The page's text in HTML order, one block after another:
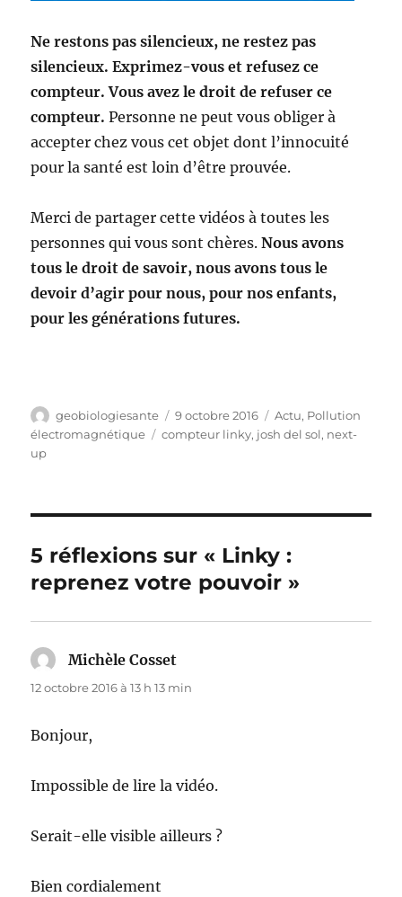
Ne restons pas silencieux, ne restez pas
silencieux. Exprimez-vous et refusez ce
compteur. Vous avez le droit de refuser ce
compteur.Personne ne peut vous obliger à
accepter chez vous cet objet dont l’innocuité
pour la santé est loin d’être prouvée.
Merci de partager cette vidéos à toutes les
personnes qui vous sont chères.Nous avons
tous le droit de savoir, nous avons tous le
devoir d’agir pour nous, pour nos enfants,
pour les générations futures.
Auteur
geobiologiesante
Publié
le
9 octobre 2016 Catégories
Actu, Pollution
électromagnétique
Étiquettes
compteur linky, josh del sol, next-
up
5 réflexions sur « Linky :
reprenez votre pouvoir »
Michèle Cosset
12 octobre 2016 à 13 h 13 min
Bonjour,
Impossible de lire la vidéo.
Serait-elle visible ailleurs ?
Bien cordialement